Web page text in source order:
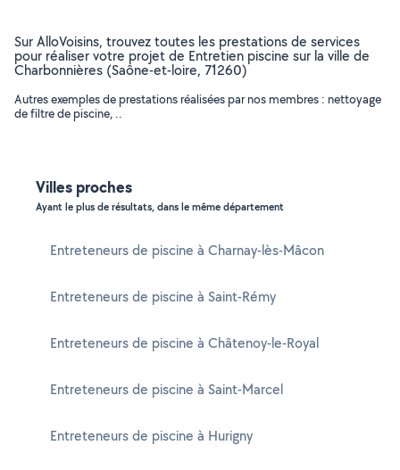
Sur AlloVoisins, trouvez toutes les prestations de services
pour réaliser votre projet de Entretien piscine sur la ville de
Charbonnières (Saône-et-loire, 71260)
Autres exemples de prestations réalisées par nos membres : nettoyage
de filtre de piscine, ..
Villes proches
Ayant le plus de résultats, dans le même département
Entreteneurs de piscine à Charnay-lès-Mâcon
Entreteneurs de piscine à Saint-Rémy
Entreteneurs de piscine à Châtenoy-le-Royal
Entreteneurs de piscine à Saint-Marcel
Entreteneurs de piscine à Hurigny